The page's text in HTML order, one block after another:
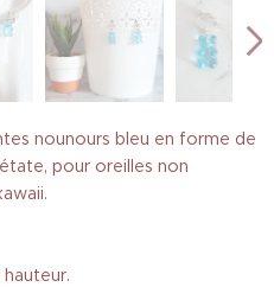
nounours bleu en forme de
pour oreilles non
hauteur.